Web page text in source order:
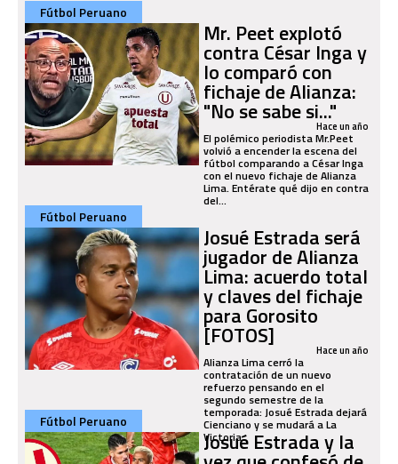
Fútbol Peruano
Mr. Peet explotó
contra César Inga y
lo comparó con
fichaje de Alianza:
"No se sabe si..."Hace un año
El polémico periodista Mr.Peet
volvió a encender la escena del
fútbol comparando a César Inga
con el nuevo fichaje de Alianza
Lima. Entérate qué dijo en contra
del...
Fútbol Peruano
Josué Estrada será
jugador de Alianza
Lima: acuerdo total
y claves del fichaje
para Gorosito
[FOTOS] Hace un año
Alianza Lima cerró la
contratación de un nuevo
refuerzo pensando en el
segundo semestre de la
temporada: Josué Estrada dejará
Cienciano y se mudará a La
Victoria.
Fútbol Peruano
Josué Estrada y la